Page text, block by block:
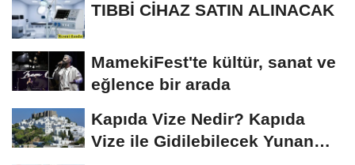
TIBBİ CİHAZ SATIN ALINACAK
MamekiFest'te kültür, sanat ve
eğlence bir arada
Kapıda Vize Nedir? Kapıda
Vize ile Gidilebilecek Yunan